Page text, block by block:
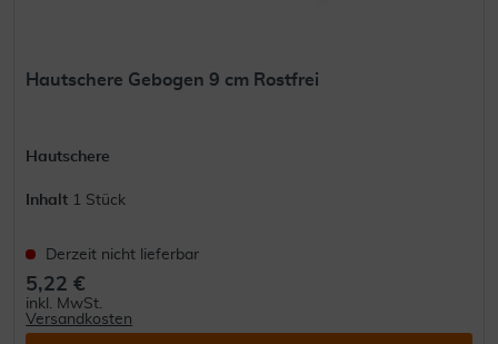
Hautschere Gebogen 9 cm Rostfrei
Hautschere
Inhalt 1 Stück
Derzeit nicht lieferbar
5,22 €
inkl. MwSt.
Versandkosten